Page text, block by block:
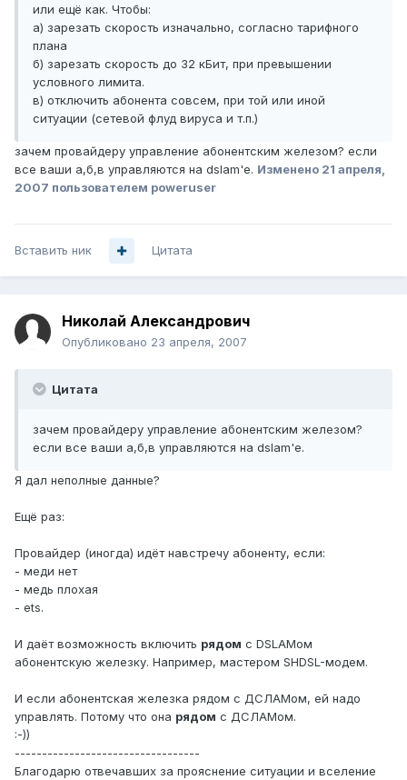
или ещё как. Чтобы:
а) зарезать скорость изначально, согласно тарифного
плана
б) зарезать скорость до 32 кБит, при превышении
условного лимита.
в) отключить абонента совсем, при той или иной
ситуации (сетевой флуд вируса и т.п.)
зачем провайдеру управление абонентским железом? если
все ваши а,б,в управляются на dslam'е. Изменено 21 апреля,
2007 пользователем poweruser
Вставить ник Цитата
Николай Александрович
Опубликовано 23 апреля, 2007
Цитата
зачем провайдеру управление абонентским железом?
если все ваши а,б,в управляются на dslam'е.
Я дал неполные данные?
Ещё раз:
Провайдер (иногда) идёт навстречу абоненту, если:
- меди нет
- медь плохая
- ets.
И даёт возможность включить рядом с DSLAMом
абонентскую железку. Например, мастером SHDSL-модем.
И если абонентская железка рядом с ДСЛАМом, ей надо
управлять. Потому что она рядом с ДСЛАМом.
:-))
----------------------------------
Благодарю отвечавших за прояснение ситуации и вселение